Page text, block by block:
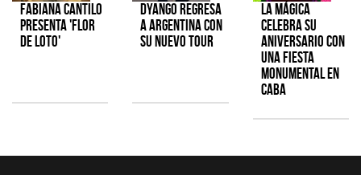
Fabiana Cantilo
presenta 'Flor
de Loto'
Dyango regresa
a Argentina con
su nuevo tour
La Mágica
celebra su
aniversario con
una fiesta
monumental en
CABA